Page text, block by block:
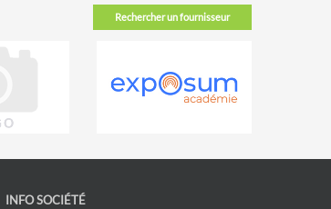
Rechercher un fournisseur
INFO SOCIÉTÉ